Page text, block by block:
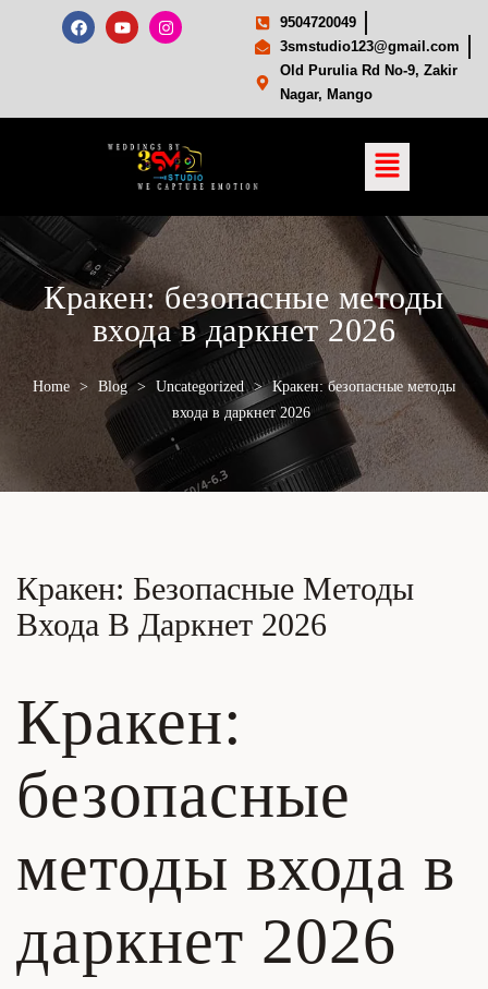
9504720049
3smstudio123@gmail.com
Old Purulia Rd No-9, Zakir
Nagar, Mango
Кракен: безопасные методы
входа в даркнет 2026
Home > Blog > Uncategorized > Кракен: безопасные методы
входа в даркнет 2026
Кракен: Безопасные Методы
Входа В Даркнет 2026
Кракен:
безопасные
методы входа в
даркнет 2026